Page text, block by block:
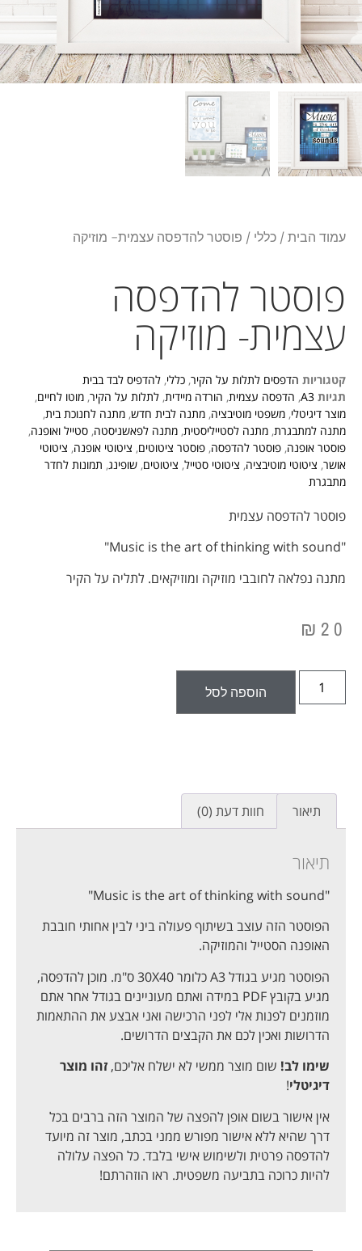
עמוד הבית/ כללי/ פוסטר להדפסה עצמית- מוזיקה
פוסטר להדפסה
עצמית- מוזיקה
קטגוריות הדפסים לתלות על הקיר, כללי, להדפיס לבד בבית
תגיות A3
, הדפסה עצמית, הורדה מיידית, לתלות על הקיר, מוטו לחיים,
מוצר דיגיטלי, משפטי מוטיבציה, מתנה לבית חדש, מתנה לחנוכת בית,
מתנה למתבגרת, מתנה לסטייליסטית, מתנה לפאשניסטה, סטייל ואופנה,
פוסטר אופנה, פוסטר להדפסה, פוסטר ציטוטים, ציטוטי אופנה, ציטוטי
אושר, ציטוטי מוטיבציה, ציטוטי סטייל, ציטוטים, שופינג, תמונות לחדר
מתבגרת
פוסטר להדפסה עצמית
"Music is the art of thinking with sound"
מתנה נפלאה לחובבי מוזיקה ומוזיקאים. לתליה על הקיר
₪20
הוספה לסל
תיאור חוות דעת (0)
תיאור
"Music is the art of thinking with sound"
הפוסטר הזה עוצב בשיתוף פעולה ביני לבין אחותי חובבת
האופנה הסטייל והמוזיקה.
הפוסטר מגיע בגודל A3 כלומר 30X40 ס"מ. מוכן להדפסה,
מגיע בקובץ PDF במידה ואתם מעוניינים בגודל אחר אתם
מוזמנים לפנות אלי לפני הרכישה ואני אבצע את ההתאמות
הדרושות ואכין לכם את הקבצים הדרושים.
שימו לב!שום מוצר ממשי לא ישלח אליכם, זהו מוצר
דיגיטלי!
אין אישור בשום אופן להפצה של המוצר הזה ברבים בכל
דרך שהיא ללא אישור מפורש ממני בכתב, מוצר זה מיועד
להדפסה פרטית ולשימוש אישי בלבד. כל הפצה עלולה
להיות כרוכה בתביעה משפטית. ראו הוזהרתם!